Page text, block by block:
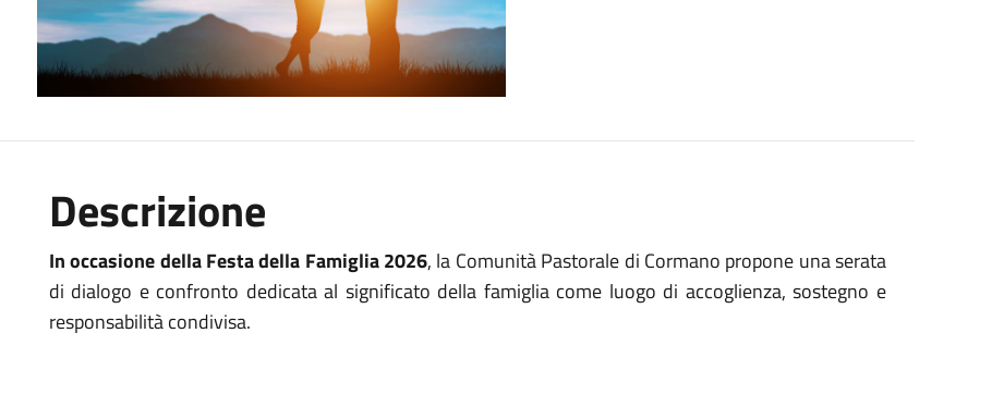
Descrizione
In occasione della Festa della Famiglia 2026, la Comunità Pastorale di Cormano propone una serata
di dialogo e confronto dedicata al significato della famiglia come luogo di accoglienza, sostegno e
responsabilità condivisa.